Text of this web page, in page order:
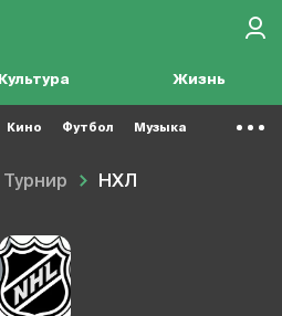
Культура Жизнь
Кино Футбол Музыка
Турнир НХЛ